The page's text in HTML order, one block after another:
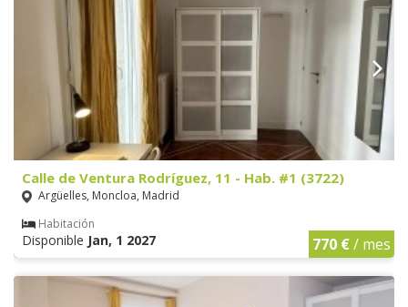
Calle de Ventura Rodríguez, 11 - Hab. #1 (3722)
Argüelles, Moncloa, Madrid
Habitación
Disponible Jan, 1 2027 770 €/ mes